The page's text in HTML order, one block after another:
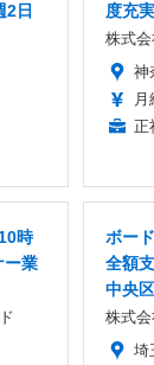
2日
度充
株式
神
月
正
時
ー業
ボー
全額
中央
株式
埼